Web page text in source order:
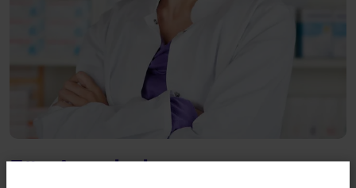
Für Apotheken